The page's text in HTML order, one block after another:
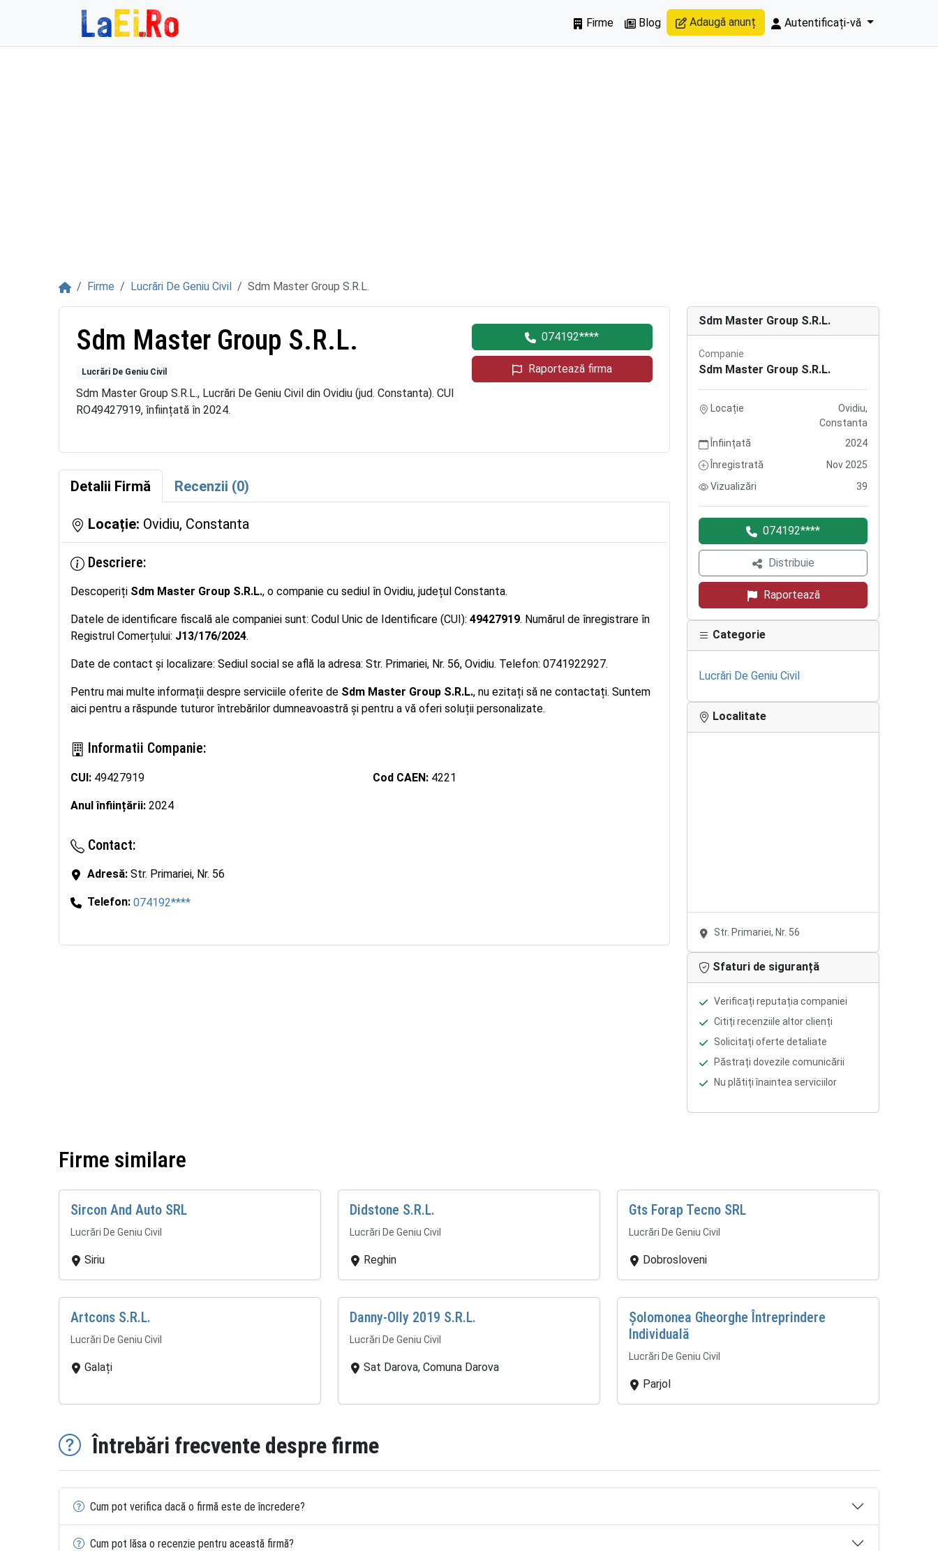
Firme
Blog Adaugă anunț Autentificați-vă
AcasăFirme Lucrări De Geniu Civil Sdm Master Group S.R.L.
Sdm Master Group S.R.L.
Lucrări De Geniu Civil
Sdm Master Group S.R.L., Lucrări De Geniu Civil din Ovidiu (jud. Constanta). CUI
RO49427919, înființată în 2024.
074192****
Raportează firma
Detalii Firmă Recenzii (0)
Locație: Ovidiu, Constanta
Descriere:
Descoperiți Sdm Master Group S.R.L., o companie cu sediul în Ovidiu, județul Constanta.
Datele de identificare fiscală ale companiei sunt: Codul Unic de Identificare (CUI): 49427919. Numărul de înregistrare în
Registrul Comerțului: J13/176/2024.
Date de contact și localizare: Sediul social se află la adresa: Str. Primariei, Nr. 56, Ovidiu. Telefon: 0741922927.
Pentru mai multe informații despre serviciile oferite de Sdm Master Group S.R.L., nu ezitați să ne contactați. Suntem
aici pentru a răspunde tuturor întrebărilor dumneavoastră și pentru a vă oferi soluții personalizate.
Informatii Companie:
CUI: 49427919 Cod CAEN: 4221
Anul înființării: 2024
Contact:
Adresă: Str. Primariei, Nr. 56
Telefon: 074192****
Sdm Master Group S.R.L.
Companie
Sdm Master Group S.R.L.
Locație
Ovidiu,
Constanta
Înființată
2024
Înregistrată
Nov 2025
Vizualizări
39
074192****
Distribuie
Raportează
Categorie
Lucrări De Geniu Civil
Localitate
Str. Primariei, Nr. 56
Sfaturi de siguranță
Verificați reputația companiei
Citiți recenziile altor clienți
Solicitați oferte detaliate
Păstrați dovezile comunicării
Nu plătiți înaintea serviciilor
Firme similare
Sircon And Auto SRL
Lucrări De Geniu Civil
Siriu
Didstone S.R.L.
Lucrări De Geniu Civil
Reghin
Gts Forap Tecno SRL
Lucrări De Geniu Civil
Dobrosloveni
Artcons S.R.L.
Lucrări De Geniu Civil
Galați
Danny-Olly 2019 S.R.L.
Lucrări De Geniu Civil
Sat Darova, Comuna Darova
Șolomonea Gheorghe Întreprindere
Individuală
Lucrări De Geniu Civil
Parjol
Întrebări frecvente despre firme
Cum pot verifica dacă o firmă este de încredere?
Cum pot lăsa o recenzie pentru această firmă?